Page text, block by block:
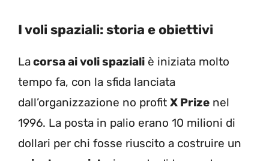
I voli spaziali: storia e obiettivi
Lacorsa ai voli spaziali è iniziata molto
tempo fa, con la sfida lanciata
dall’organizzazione no profit X Prize nel
1996. La posta in palio erano 10 milioni di
dollari per chi fosse riuscito a costruire un